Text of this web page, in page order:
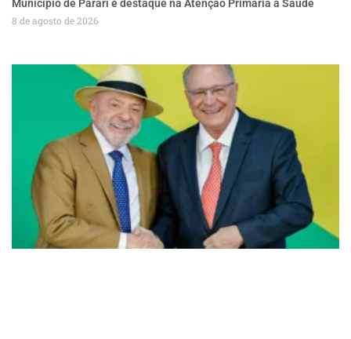
Município de Parari é destaque na Atenção Primária à Saúde
8 de agosto de 2026